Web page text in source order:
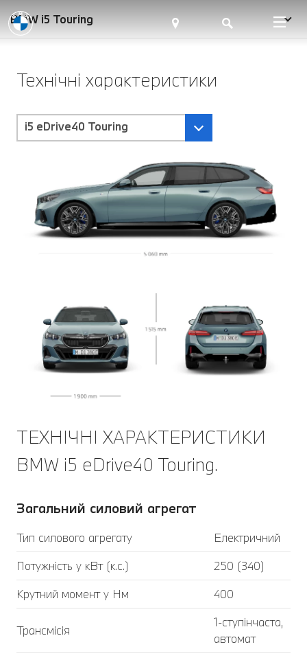
BMW i5 Touring
Технічні характеристики
i5 eDrive40 Touring
ТЕХНІЧНІ ХАРАКТЕРИСТИКИ
BMW i5 eDrive40 Touring.
Загальний силовий агрегат
Тип силового агрегату
Електричний
Потужність у кВт (к.с.)
250 (340)
Крутний момент у Нм
400
Трансмісія
1-ступінчаста,
автомат